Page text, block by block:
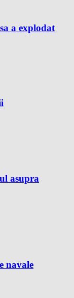
a explodat
asupra
navale